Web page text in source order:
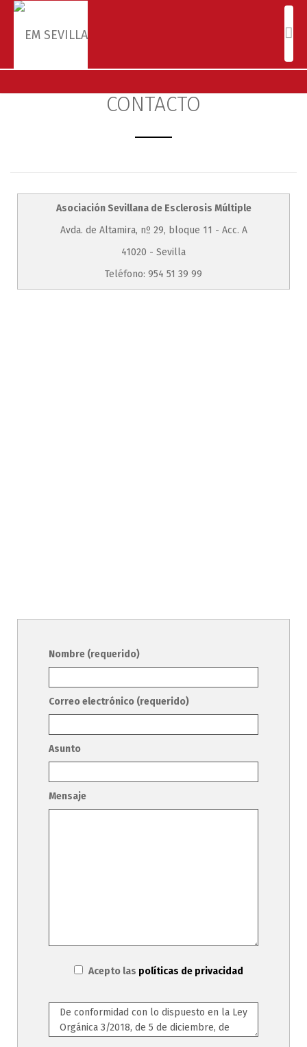
CONTACTO
Asociación Sevillana de Esclerosis Múltiple
Avda. de Altamira, nº 29, bloque 11 - Acc. A
41020 - Sevilla
Teléfono: 954 51 39 99
Nombre (requerido)
Correo electrónico (requerido)
Asunto
Mensaje
Acepto las políticas de privacidad